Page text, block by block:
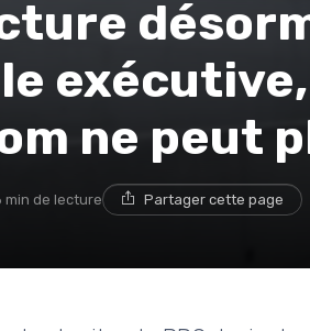
ne peut
min de lecture Partager cette page